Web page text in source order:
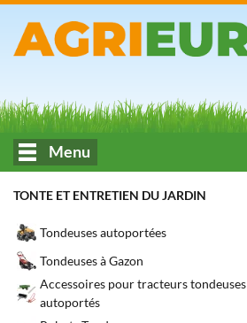
Menu
TONTE ET ENTRETIEN DU JARDIN
Tondeuses autoportées
Tondeuses à Gazon
Accessoires pour tracteurs tondeuses
autoportés